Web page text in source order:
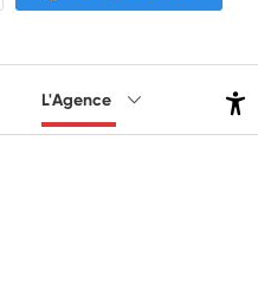
L'Agence